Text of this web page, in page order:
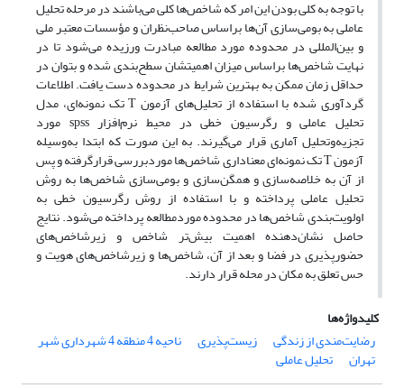
با توجه به کلی بودن این امر که شاخص‌ها کلی می‌باشند در مرحله تحلیل
عاملی به بومی‌سازی آن‌ها براساس صاحب‌نظران و مؤسسات معتبر ملی
و بین‌المللی در محدوده مورد مطالعه مبادرت ورزیده می‌شود تا در
نهایت شاخص‌ها براساس میزان اهمیتشان سطح‌بندی شده و بتوان در
حداقل زمان ممکن به بهترین شرایط در محدوده دست یافت. اطلاعات
گردآوری شده با استفاده از تحلیل‌های آزمون T تک نمونه‌ای، مدل
تحلیل عاملی و رگرسیون خطی در محیط نرم‌افزار spss مورد
تجزیه‌وتحلیل آماری قرار می‌گیرند. به این صورت که ابتدا به‌وسیله
آزمون T تک نمونه‌ای معناداری شاخص‌ها موردبررسی قرارگرفته و پس‌
از آن به خلاصه‌سازی و همگن‌سازی و بومی‌سازی شاخص‌ها به روش
تحلیل عاملی پرداخته و با استفاده از روش رگرسیون خطی به
اولویت‌بندی شاخص‌ها در محدوده موردمطالعه پرداخته می‌شود. نتایج
حاصل نشان‌دهنده اهمیت بیش‌تر شاخص و زیرشاخص‌های
حضورپذیری در فضا و بعد از آن، شاخص‌ها و زیرشاخص‌های هویت و
حس تعلق به مکان در محله قرار دارند.
کلیدواژه‌ها
رضایت‌مندی از زندگی
زیست‌پذیری ناحیه 4 منطقه 4 شهرداری شهر
تهران تحلیل عاملی